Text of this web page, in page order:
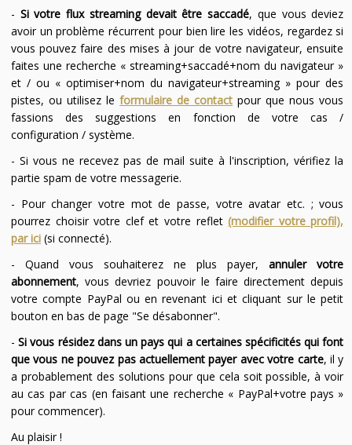
- Si votre flux streaming devait être saccadé, que vous deviez
avoir un problème récurrent pour bien lire les vidéos, regardez si
vous pouvez faire des mises à jour de votre navigateur, ensuite
faites une recherche « streaming+saccadé+nom du navigateur »
et / ou « optimiser+nom du navigateur+streaming » pour des
pistes, ou utilisez leformulaire de contact pour que nous vous
fassions des suggestions en fonction de votre cas /
configuration / système.
- Si vous ne recevez pas de mail suite à l'inscription, vérifiez la
partie spam de votre messagerie.
- Pour changer votre mot de passe, votre avatar etc. ; vous
pourrez choisir votre clef et votre reflet(modifier votre profil),
par ici(si connecté).
- Quand vous souhaiterez ne plus payer,annuler votre
abonnement, vous devriez pouvoir le faire directement depuis
votre compte PayPal ou en revenant ici et cliquant sur le petit
bouton en bas de page "Se désabonner".
-Si vous résidez dans un pays qui a certaines spécificités qui font
que vous ne pouvez pas actuellement payer avec votre carte, il y
a probablement des solutions pour que cela soit possible, à voir
au cas par cas (en faisant une recherche « PayPal+votre pays »
pour commencer).
Au plaisir !